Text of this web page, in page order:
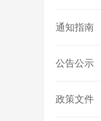
通知指南
公告公示
政策文件